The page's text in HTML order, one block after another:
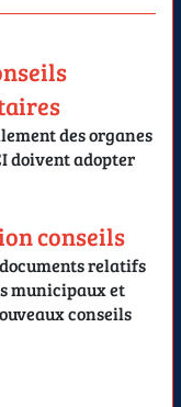
des organes
doivent adopter
conseils
documents relatifs
municipaux et
conseils